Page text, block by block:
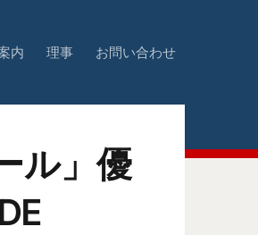
内 理事 お問い合わせ
ル」優